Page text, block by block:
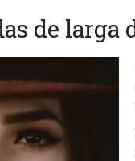
de larga